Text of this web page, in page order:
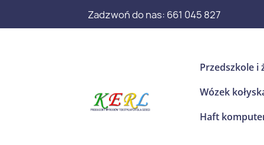
Zadzwoń do nas: 661 045 827
Przedszkole i
Wózek
Haft